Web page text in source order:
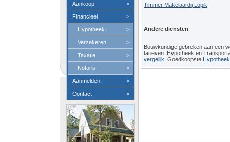
Aankoop >
Financieel >
Hypotheek >
Verzekeren >
Taxatie >
Notaris >
Aanmelden >
Contact >
Timmer Makelaardij Lopik
Andere diensten
Bouwkundige gebreken aan een
tarieven. Hypotheek en
vergelijk . Goedkoopste